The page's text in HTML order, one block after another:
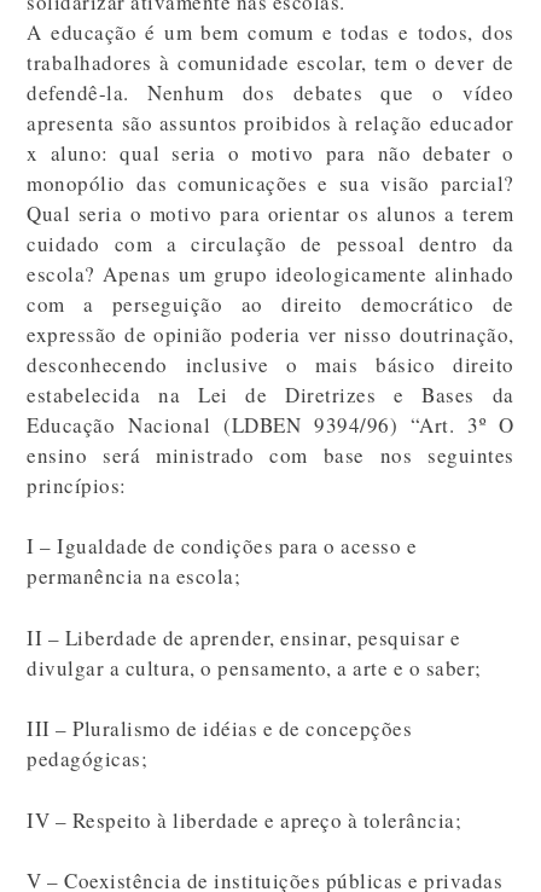
A educação é um bem comum e todas e todos, dos
trabalhadores à comunidade escolar, tem o dever de
defendê-la. Nenhum dos debates que o vídeo
apresenta são assuntos proibidos à relação educador
x aluno: qual seria o motivo para não debater o
monopólio das comunicações e sua visão parcial?
Qual seria o motivo para orientar os alunos a terem
cuidado com a circulação de pessoal dentro da
escola? Apenas um grupo ideologicamente alinhado
com a perseguição ao direito democrático de
expressão de opinião poderia ver nisso doutrinação,
desconhecendo inclusive o mais básico direito
estabelecida na Lei de Diretrizes e Bases da
Educação Nacional (LDBEN 9394/96) “Art. 3º O
ensino será ministrado com base nos seguintes
princípios:
I – Igualdade de condições para o acesso e
permanência na escola;
II – Liberdade de aprender, ensinar, pesquisar e
divulgar a cultura, o pensamento, a arte e o saber;
III – Pluralismo de idéias e de concepções
pedagógicas;
IV – Respeito à liberdade e apreço à tolerância;
V – Coexistência de instituições públicas e privadas